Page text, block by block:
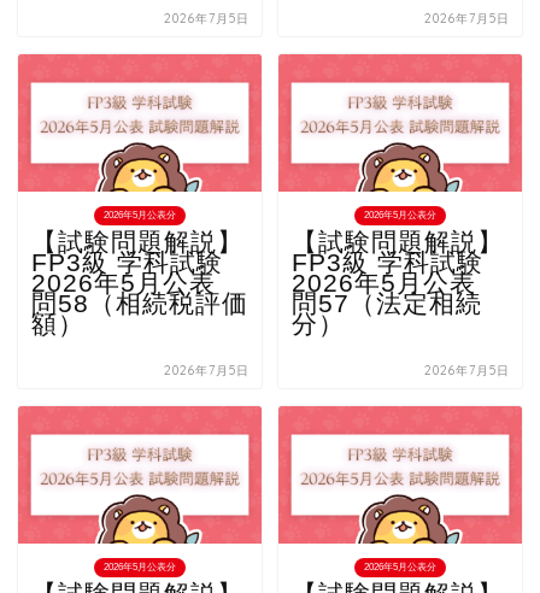
2026年7月5日 2026年7月5日
2026年5月公表分
【試験問題解説】
FP3級 学科試験
2026年5月公表
問58（相続税評価
額）
2026年7月5日
2026年5月公表分
【試験問題解説】
FP3級 学科試験
2026年5月公表
問57（法定相続
分）
2026年7月5日
2026年5月公表分 2026年5月公表分